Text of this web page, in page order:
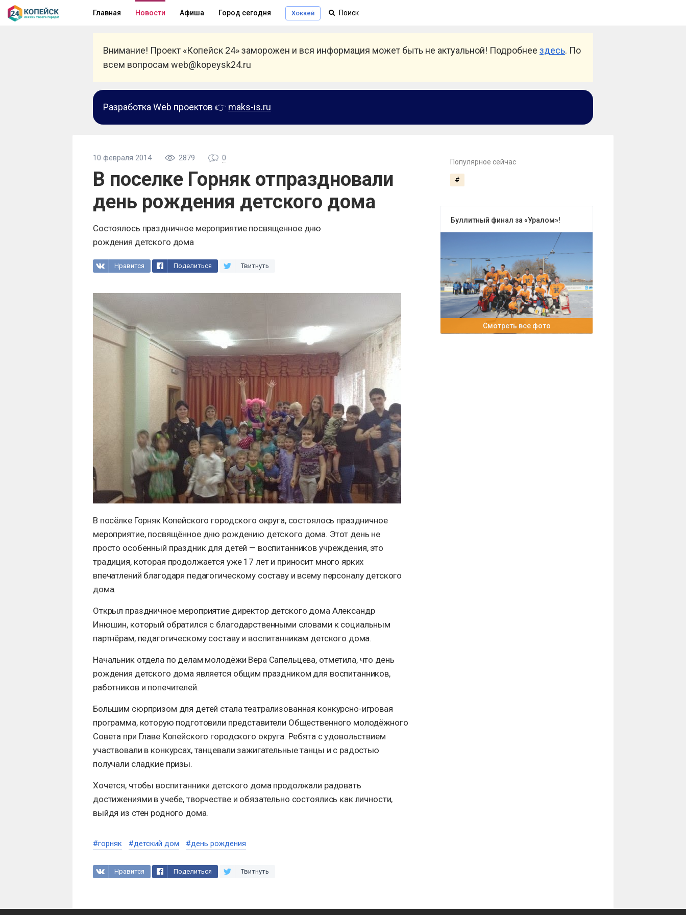
Главная Новости Афиша Город сегодня Хоккей
Внимание! Проект «Копейск 24» заморожен и вся информация может быть не актуальной! Подробнее здесь. По
всем вопросам web@kopeysk24.ru
Разработка Web проектов 👉 maks-is.ru
Популярное сейчас
#
Буллитный финал за «Уралом»!
Смотреть все фото
10 февраля 2014 2879 0
В поселке Горняк отпраздновали
день рождения детского дома
Состоялось праздничное мероприятие посвященное дню
рождения детского дома
Нравится Поделиться Твитнуть
В посёлке Горняк Копейского городского округа, состоялось праздничное
мероприятие, посвящённое дню рождению детского дома. Этот день не
просто особенный праздник для детей — воспитанников учреждения, это
традиция, которая продолжается уже 17 лет и приносит много ярких
впечатлений благодаря педагогическому составу и всему персоналу детского
дома.
Открыл праздничное мероприятие директор детского дома Александр
Инюшин, который обратился с благодарственными словами к социальным
партнёрам, педагогическому составу и воспитанникам детского дома.
Начальник отдела по делам молодёжи Вера Сапельцева, отметила, что день
рождения детского дома является общим праздником для воспитанников,
работников и попечителей.
Большим сюрпризом для детей стала театрализованная конкурсно-игровая
программа, которую подготовили представители Общественного молодёжного
Совета при Главе Копейского городского округа. Ребята с удовольствием
участвовали в конкурсах, танцевали зажигательные танцы и с радостью
получали сладкие призы.
Хочется, чтобы воспитанники детского дома продолжали радовать
достижениями в учебе, творчестве и обязательно состоялись как личности,
выйдя из стен родного дома.
#горняк #детский дом #день рождения
Нравится Поделиться Твитнуть